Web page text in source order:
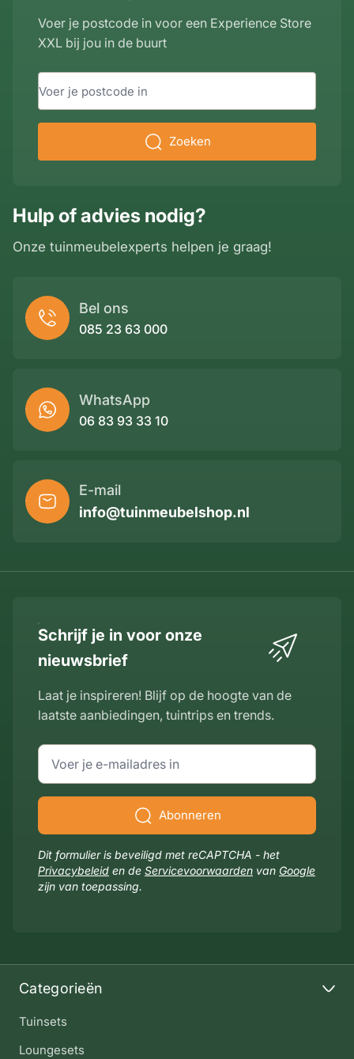
Hulp of advies nodig?
Onze tuinmeubelexperts helpen je graag!
Bel ons
085 23 63 000
WhatsApp
06 83 93 33 10
E-mail
info@tuinmeubelshop.nl
Voer je postcode in voor een Experience Store
XXL bij jou in de buurt
Zoeken
Categorieën
Tuinsets
Loungesets
Schrijf je in voor onze
nieuwsbrief
Laat je inspireren! Blijf op de hoogte van de
laatste aanbiedingen, tuintrips en trends.
E-mailadres
Abonneren
Dit formulier is beveiligd met reCAPTCHA - het
Privacybeleid en de Servicevoorwaarden van Google
zijn van toepassing.